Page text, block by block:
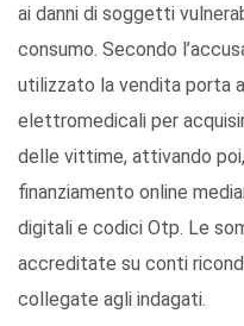
ai danni di soggetti
consumo. Secondo
utilizzato la vendita porta
elettromedicali per
delle vittime, attivando
finanziamento online
digitali e codici Otp. Le
accreditate su conti
collegate agli indagati.